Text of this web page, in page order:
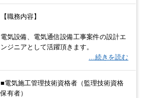
【職務内容】
電気設備、電気通信設備工事案件の設計エ
ンジニアとして活躍頂きます。
…続きを読む
■電気施工管理技術資格者（監理技術資格
保有者）